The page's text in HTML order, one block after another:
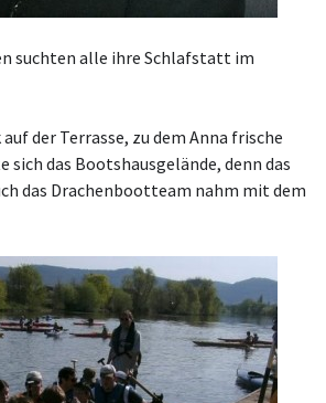
suchten alle ihre Schlafstatt im
der Terrasse, zu dem Anna frische
das Bootshausgelände, denn das
das Drachenbootteam nahm mit dem